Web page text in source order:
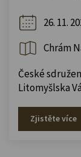
26. 11.
Chrám
České
Litomyšlska
Zjistěte více